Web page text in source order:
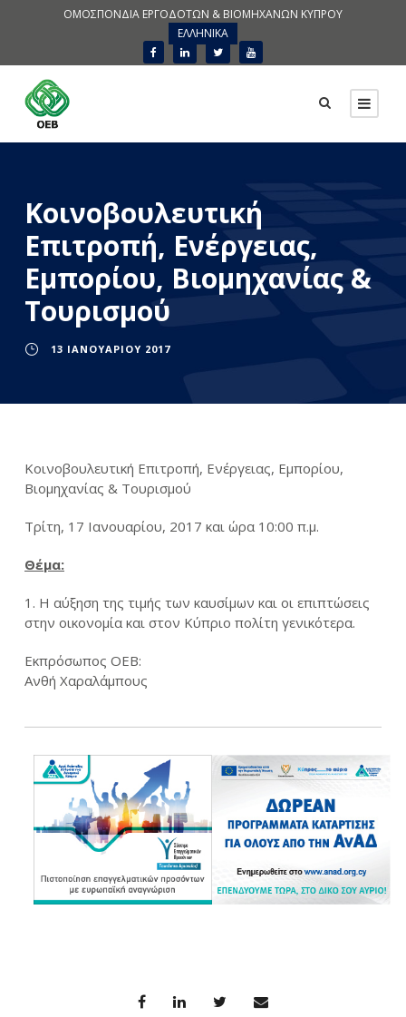
ΟΜΟΣΠΟΝΔΙΑ ΕΡΓΟΔΟΤΩΝ & ΒΙΟΜΗΧΑΝΩΝ ΚΥΠΡΟΥ
ΕΛΛΗΝΙΚΑ
Κοινοβουλευτική
Επιτροπή, Ενέργειας,
Εμπορίου, Βιομηχανίας &
Τουρισμού
13 ΙΑΝΟΥΑΡΊΟΥ 2017
Κοινοβουλευτική Επιτροπή, Ενέργειας, Εμπορίου,
Βιομηχανίας & Τουρισμού
Τρίτη, 17 Ιανουαρίου, 2017 και ώρα 10:00 π.μ.
Θέμα:
1. Η αύξηση της τιμής των καυσίμων και οι επιπτώσεις
στην οικονομία και στον Κύπριο πολίτη γενικότερα.
Εκπρόσωπος OEB:
Ανθή Χαραλάμπους